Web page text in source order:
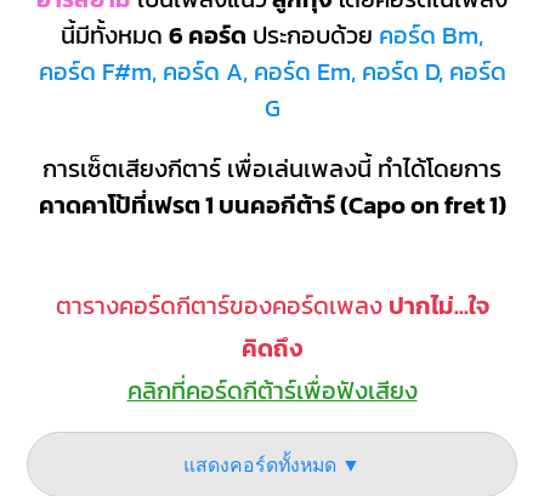
นี้มีทั้งหมด 6 คอร์ด ประกอบด้วย คอร์ด Bm,
คอร์ด F#m, คอร์ด A, คอร์ด Em, คอร์ด D, คอร์ด
G
การเซ็ตเสียงกีตาร์ เพื่อเล่นเพลงนี้ ทำได้โดยการ
คาดคาโป้ที่เฟรต 1 บนคอกีต้าร์ (Capo on fret 1)
ตารางคอร์ดกีตาร์ของคอร์ดเพลง ปากไม่...ใจ
คิดถึง
คลิกที่คอร์ดกีต้าร์เพื่อฟังเสียง
แสดงคอร์ดทั้งหมด ▼